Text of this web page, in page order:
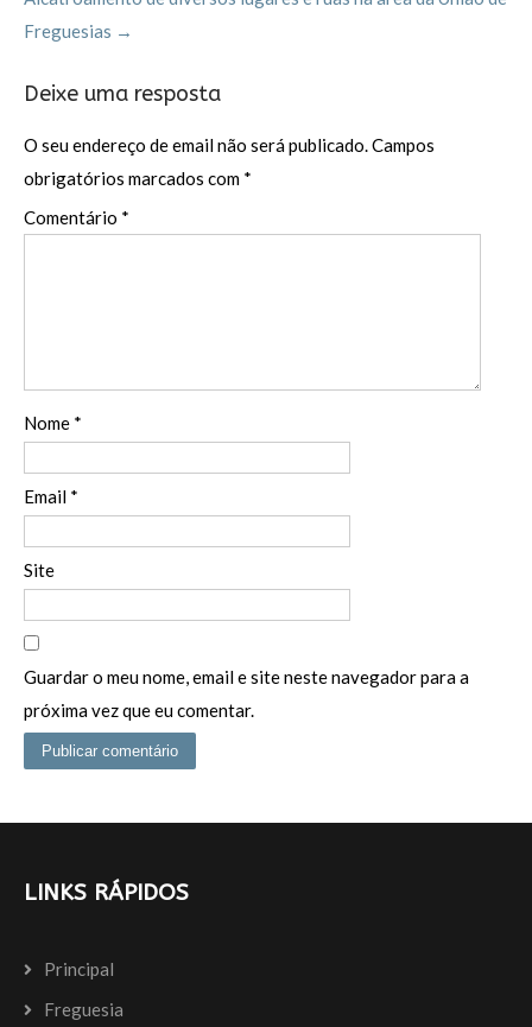
Freguesias →
Deixe uma resposta
O seu endereço de email não será publicado.Campos
obrigatórios marcados com *
Comentário *
Nome *
Email *
Site
Guardar o meu nome, email e site neste navegador para a
próxima vez que eu comentar.
LINKS RÁPIDOS
Principal
Freguesia